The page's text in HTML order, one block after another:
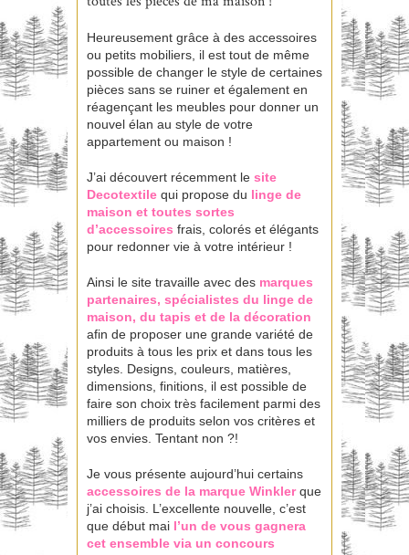
Heureusement grâce à des accessoires
ou petits mobiliers, il est tout de même
possible de changer le style de certaines
pièces sans se ruiner et également en
réagençant les meubles pour donner un
nouvel élan au style de votre
appartement ou maison !
J’ai découvert récemment le site
Decotextile qui propose du linge de
maison et toutes sortes
d’accessoires frais, colorés et élégants
pour redonner vie à votre intérieur !
Ainsi le site travaille avec des marques
partenaires, spécialistes du linge de
maison, du tapis et de la décoration
afin de proposer une grande variété de
produits à tous les prix et dans tous les
styles. Designs, couleurs, matières,
dimensions, finitions, il est possible de
faire son choix très facilement parmi des
milliers de produits selon vos critères et
vos envies. Tentant non ?!
Je vous présente aujourd’hui certains
accessoires de la marque Winklerque
j’ai choisis. L’excellente nouvelle, c’est
que début mai l’un de vous gagnera
cet ensemble via un concours